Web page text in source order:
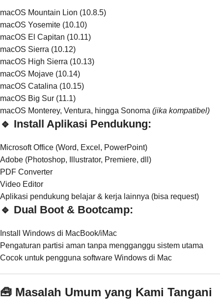
macOS Mountain Lion (10.8.5)
macOS Yosemite (10.10)
macOS El Capitan (10.11)
macOS Sierra (10.12)
macOS High Sierra (10.13)
macOS Mojave (10.14)
macOS Catalina (10.15)
macOS Big Sur (11.1)
macOS Monterey, Ventura, hingga Sonoma (jika kompatibel)
🔹 Install Aplikasi Pendukung:
Microsoft Office (Word, Excel, PowerPoint)
Adobe (Photoshop, Illustrator, Premiere, dll)
PDF Converter
Video Editor
Aplikasi pendukung belajar & kerja lainnya (bisa request)
🔹 Dual Boot & Bootcamp:
Install Windows di MacBook/iMac
Pengaturan partisi aman tanpa mengganggu sistem utama
Cocok untuk pengguna software Windows di Mac
🧰 Masalah Umum yang Kami Tangani